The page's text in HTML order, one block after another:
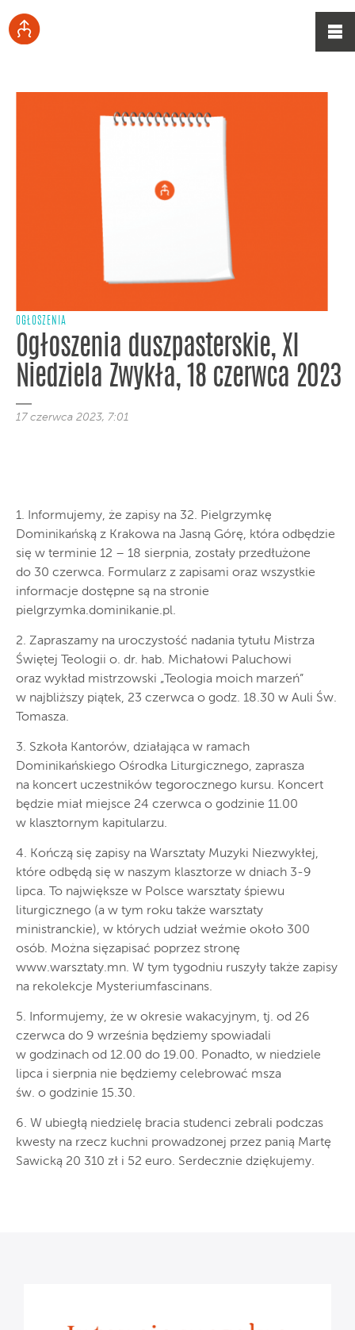
OGŁOSZENIA
Ogłoszenia duszpasterskie, XI
Niedziela Zwykła, 18 czerwca 2023
17 czerwca 2023, 7:01
1. Informujemy, że zapisy na 32. Pielgrzymkę
Dominikańską z Krakowa na Jasną Górę, która odbędzie
się w terminie 12 – 18 sierpnia, zostały przedłużone
do 30 czerwca. Formularz z zapisami oraz wszystkie
informacje dostępne są na stronie
pielgrzymka.dominikanie.pl.
2. Zapraszamy na uroczystość nadania tytułu Mistrza
Świętej Teologii o. dr. hab. Michałowi Paluchowi
oraz wykład mistrzowski „Teologia moich marzeń”
w najbliższy piątek, 23 czerwca o godz. 18.30 w Auli Św.
Tomasza.
3. Szkoła Kantorów, działająca w ramach
Dominikańskiego Ośrodka Liturgicznego, zaprasza
na koncert uczestników tegorocznego kursu. Koncert
będzie miał miejsce 24 czerwca o godzinie 11.00
w klasztornym kapitularzu.
4. Kończą się zapisy na Warsztaty Muzyki Niezwykłej,
które odbędą się w naszym klasztorze w dniach 3-9
lipca. To największe w Polsce warsztaty śpiewu
liturgicznego (a w tym roku także warsztaty
ministranckie), w których udział weźmie około 300
osób. Można sięzapisać poprzez stronę
www.warsztaty.mn. W tym tygodniu ruszyły także zapisy
na rekolekcje Mysteriumfascinans.
5. Informujemy, że w okresie wakacyjnym, tj. od 26
czerwca do 9 września będziemy spowiadali
w godzinach od 12.00 do 19.00. Ponadto, w niedziele
lipca i sierpnia nie będziemy celebrować msza
św. o godzinie 15.30.
6. W ubiegłą niedzielę bracia studenci zebrali podczas
kwesty na rzecz kuchni prowadzonej przez panią Martę
Sawicką 20 310 zł i 52 euro. Serdecznie dziękujemy.